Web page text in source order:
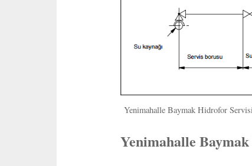
Yenimahalle Baymak Hidrofor
Yenimahalle